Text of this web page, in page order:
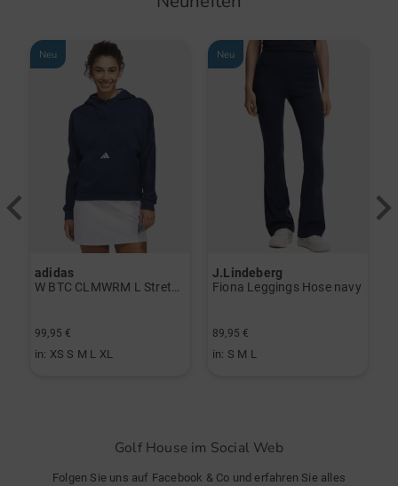
Neu
adidas
99,95 €
in: XS S M L XL
Neu
J.Lindeberg
Fiona Leggings Hose navy
89,95 €
in: S M L
Golf House im Social Web
Folgen Sie uns auf Facebook & Co und erfahren Sie alles